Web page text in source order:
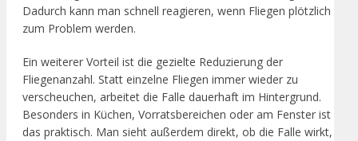
Dadurch kann man schnell reagieren, wenn Fliegen plötzlich
zum Problem werden.
Ein weiterer Vorteil ist die gezielte Reduzierung der
Fliegenanzahl. Statt einzelne Fliegen immer wieder zu
verscheuchen, arbeitet die Falle dauerhaft im Hintergrund.
Besonders in Küchen, Vorratsbereichen oder am Fenster ist
das praktisch. Man sieht außerdem direkt, ob die Falle wirkt,